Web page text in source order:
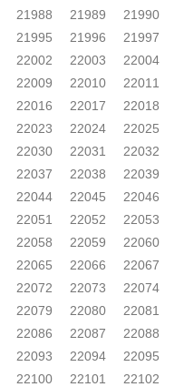
21988 21989
21990
21995 21996
21997
22002 22003
22004
22009 22010
22011
22016 22017
22018
22023 22024
22025
22030 22031
22032
22037 22038
22039
22044 22045
22046
22051 22052
22053
22058 22059
22060
22065 22066
22067
22072 22073
22074
22079 22080
22081
22086 22087
22088
22093 22094
22095
22100 22101
22102